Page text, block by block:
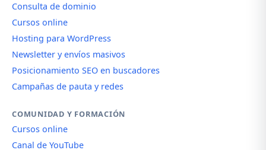
Consulta de dominio
Cursos online
Hosting para WordPress
Newsletter y envíos masivos
Posicionamiento SEO en buscadores
Campañas de pauta y redes
COMUNIDAD Y FORMACIÓN
Cursos online
Canal de YouTube